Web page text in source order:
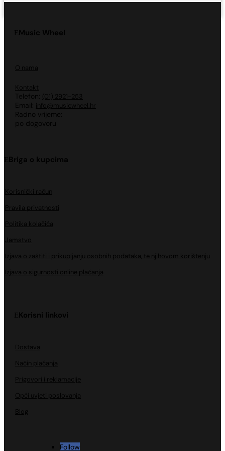
Music Wheel
O nama
Kontakt
Telefon: (01) 2921-253
Email: info@musicwheel.hr
Radno vrijeme:
po dogovoru
Briga o kupcima
Korisnički račun
Pravila privatnosti
Politika kolačića
Jamstvo
Izjava o zaštiti i prikupljanju osobnih podataka, te njihovom korištenju
Izjava o sigurnosti online plaćanja
Korisni linkovi
Dostava
Način plaćanja
Prigovori i reklamacije
Opći uvjeti poslovanja
Blog
Follow